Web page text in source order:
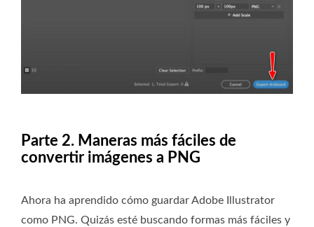
Parte 2. Maneras más fáciles de
convertir imágenes a PNG
Ahora ha aprendido cómo guardar Adobe Illustrator
como PNG. Quizás esté buscando formas más fáciles y